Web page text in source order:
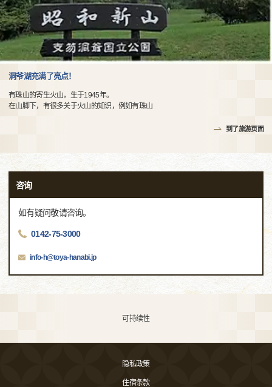
洞爷湖充满了亮点！
有珠山的寄生火山，生于1945年。
在山脚下，有很多关于火山的知识，例如有珠山
到了旅游页面
咨询
如有疑问敬请咨询。
0142-75-3000
info-h@toya-hanabi.jp
可持续性
隐私政策
住宿条款